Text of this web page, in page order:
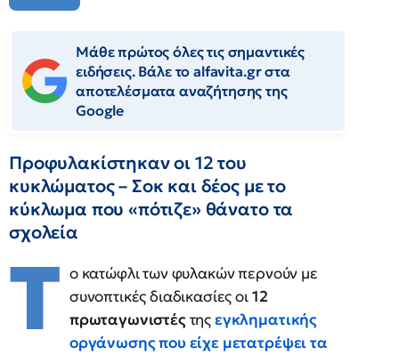
Μάθε πρώτος όλες τις σημαντικές
ειδήσεις. Βάλε το alfavita.gr στα
αποτελέσματα αναζήτησης της
Google
Προφυλακίστηκαν οι 12 του
κυκλώματος – Σοκ και δέος με το
κύκλωμα που «πότιζε» θάνατο τα
σχολεία
Τ ο κατώφλι των φυλακών περνούν με
συνοπτικές διαδικασίες οι12
πρωταγωνιστέςτηςεγκληματικής
οργάνωσης που είχε μετατρέψει τα